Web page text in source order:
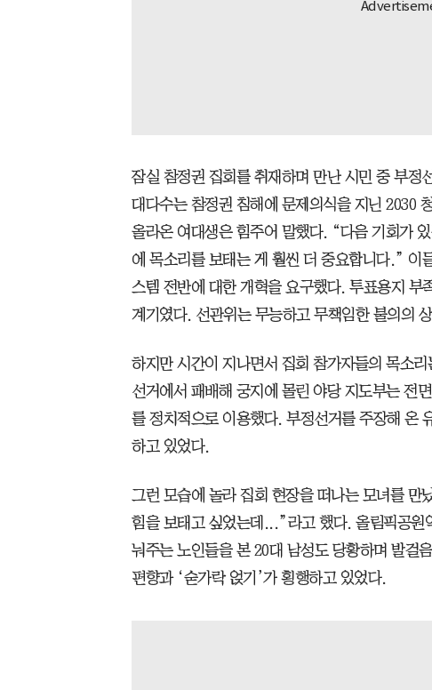
잠실 참정권 집회를 취재하며 만난 시민 중 부정
대다수는 참정권 침해에 문제의식을 지닌 2030
올라온 여대생은 힘주어 말했다. “다음 기회가
에 목소리를 보태는 게 훨씬 더 중요합니다.” 이
스템 전반에 대한 개혁을 요구했다. 투표용지 부
계기였다. 선관위는 무능하고 무책임한 불의의
하지만 시간이 지나면서 집회 참가자들의 목소
선거에서 패배해 궁지에 몰린 야당 지도부는 전
를 정치적으로 이용했다. 부정선거를 주장해 온
하고 있었다.
그런 모습에 놀라 집회 현장을 떠나는 모녀를 만
힘을 보태고 싶었는데...”라고 했다. 올림픽공원
눠주는 노인들을 본 20대 남성도 당황하며 발걸
편향과 ‘숟가락 얹기’가 횡행하고 있었다.